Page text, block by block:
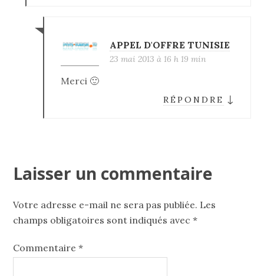
APPEL D'OFFRE TUNISIE
23 mai 2013 à 16 h 19 min
Merci 🙂
RÉPONDRE ↓
Laisser un commentaire
Votre adresse e-mail ne sera pas publiée. Les
champs obligatoires sont indiqués avec*
Commentaire*